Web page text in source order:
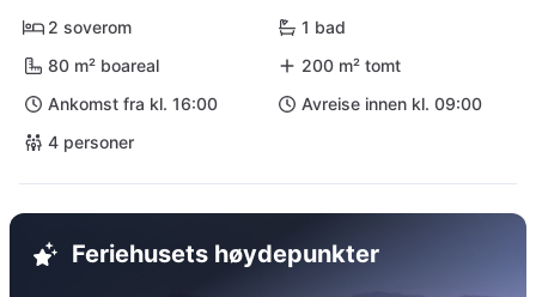
2 soverom
1 bad
80 m² boareal
200 m² tomt
Ankomst fra kl. 16:00
Avreise innen kl. 09:00
4 personer
Feriehusets høydepunkter